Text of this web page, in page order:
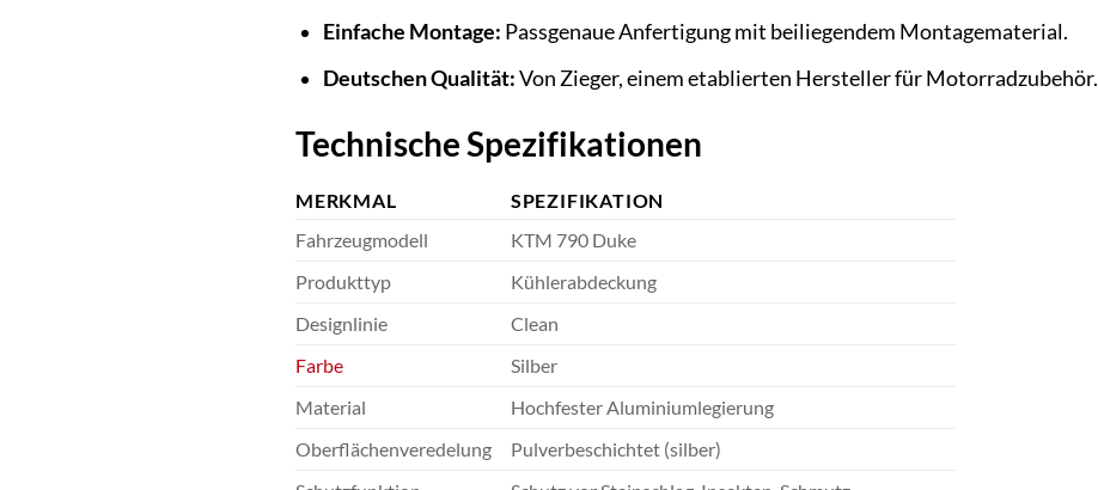
Einfache Montage: Passgenaue Anfertigung mit beiliegendem Montagematerial.
Deutschen Qualität:Von Zieger, einem etablierten Hersteller für Motorradzubehör.
Technische Spezifikationen
MERKMAL
SPEZIFIKATION
Fahrzeugmodell
KTM 790 Duke
Produkttyp
Kühlerabdeckung
Designlinie
Clean
Farbe
Silber
Material
Hochfester Aluminiumlegierung
Oberflächenveredelung
Pulverbeschichtet (silber)